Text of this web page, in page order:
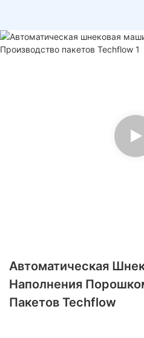
Автоматическая
Наполнения
Пакетов Techflow